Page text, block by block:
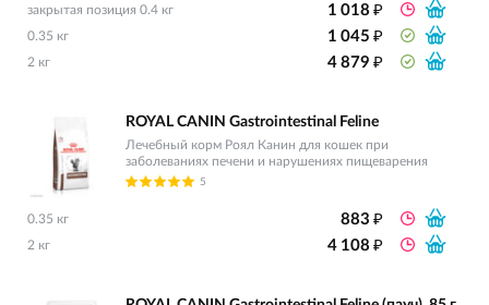
закрытая позиция 0.4 кг 1 018₽
0.35 кг 1 045₽
2 кг 4 879₽
ROYAL CANIN Gastrointestinal Feline
Лечебный корм Роял Канин для кошек при
заболеваниях печени и нарушениях пищеварения
5
0.35 кг 883₽
2 кг 4 108₽